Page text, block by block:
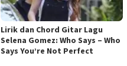
Lirik dan Chord Gitar Lagu
Selena Gomez: Who Says – Who
Says You’re Not Perfect